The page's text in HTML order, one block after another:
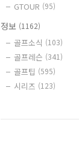
GTOUR (95)
정보 (1162)
골프소식 (103)
골프레슨 (341)
골프팁 (595)
시리즈 (123)